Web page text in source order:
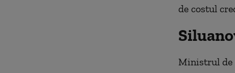
de costul
Ministrul de